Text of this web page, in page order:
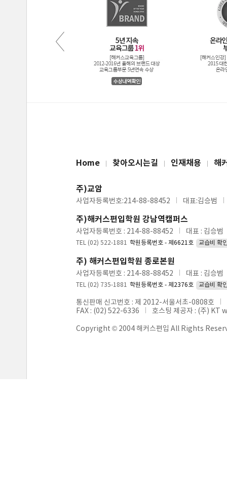
Home 찾아오시는길 인재채용 해
주)교암
사업자등록번호:214-88-88452 대표:김승범
주)해커스편입학원 강남역캠퍼스
사업자등록번호 : 214-88-88452 대표 : 김승범
TEL (02) 522-1881 학원등록번호 - 제6621호 교습비 확
주) 해커스편입학원 종로본원
사업자등록번호 : 214-88-88452 대표 : 김승범
TEL (02) 735-1881 학원등록번호 - 제2376호 교습비 확
통신판매 신고번호 : 제 2012-서울서초-0808호
FAX : (02) 522-6336
호스팅 제공자 : (주)
Copyright © 2004 해커스편입 All Rights